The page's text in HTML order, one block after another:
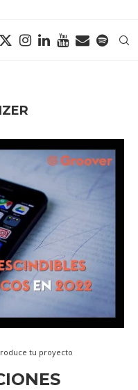
tu proyecto